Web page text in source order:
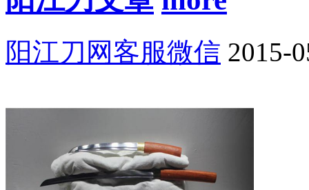
阳江刀网客服微信 2015-